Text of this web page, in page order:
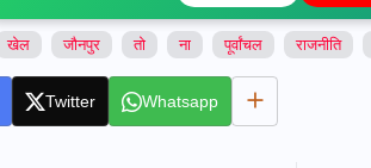
खेल जौनपुर तो ना पूर्वांचल राजनीति
Twitter Whatsapp